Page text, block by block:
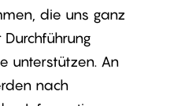
die uns ganz
unterstützen. An
nach